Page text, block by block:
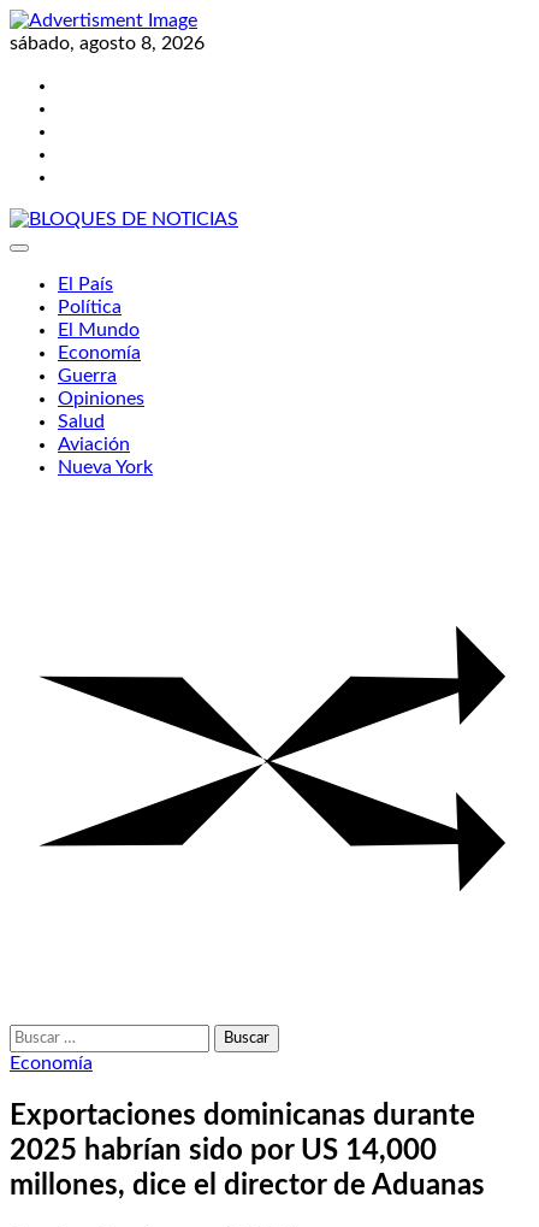
Skip
to
sábado, agosto 8, 2026
El País
Política
El Mundo
Economía
Guerra
Opiniones
Salud
Aviación
Nueva York
Buscar:
Economía
Exportaciones dominicanas durante
2025 habrían sido por US 14,000
millones, dice el director de Aduanas